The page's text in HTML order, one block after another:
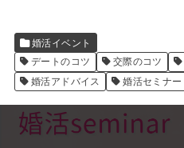
婚活イベント
デートのコツ
交際のコツ
婚活アドバイス
婚活セミナー